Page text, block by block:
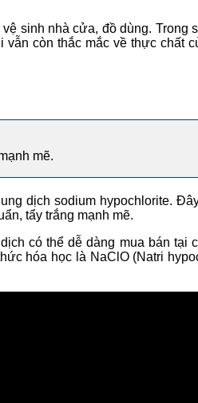
sinh nhà cửa, đồ dùng.
còn thắc mắc về thực chất
mẽ.
dịch sodium hypochlorite.
tẩy trắng mạnh mẽ.
có thể dễ dàng mua bán tại
hóa học là NaClO (Natri